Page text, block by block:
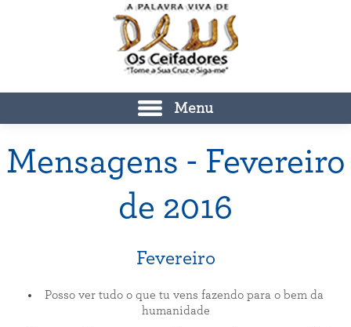
Menu
Mensagens - Fevereiro
de 2016
Fevereiro
Posso ver tudo o que tu vens fazendo para o bem da
humanidade